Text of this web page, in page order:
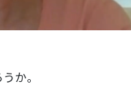
か。